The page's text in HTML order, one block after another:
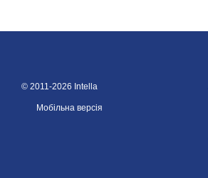
© 2011-2026 Intella
Мобільна версія